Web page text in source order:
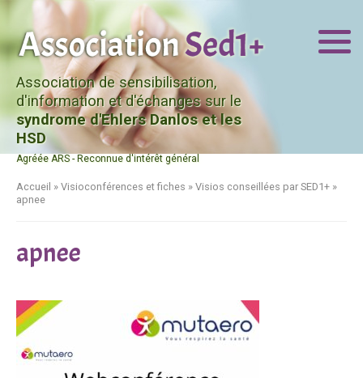
Association de sensibilisation,
d'information et d'échanges sur le
syndrome d'Ehlers Danlos et les
HSD
Agréée ARS - Reconnue d'intérêt général
Accueil » Visioconférences et fiches » Visios conseillées par SED1+ »
apnee
apnee